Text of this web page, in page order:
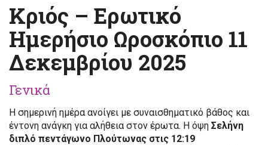
Κριός – Ερωτικό
Ημερήσιο Ωροσκόπιο 11
Δεκεμβρίου 2025
Γενικά
Η σημερινή ημέρα ανοίγει με συναισθηματικό βάθος και
έντονη ανάγκη για αλήθεια στον έρωτα. Η όψη Σελήνη
διπλό πεντάγωνο Πλούτωνας στις 12:19